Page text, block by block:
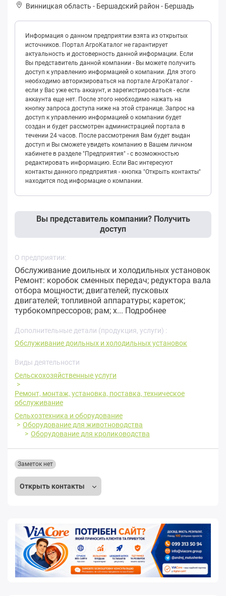
Винницкая область - Бершадский район - Бершадь
Информация о данном предприятии взята из открытых
источников. Портал АгроКаталог не гарантирует
актуальность и достоверность данной информации. Если
Вы представитель данной компании - Вы можете получить
доступ к управлению информацией о компании. Для этого
необходимо авторизироваться на портале АгроКаталог -
если у Вас уже есть аккаунт, и зарегистрироваться - если
аккаунта еще нет. После этого необходимо нажать на
кнопку запроса доступа ниже на этой странице. Запрос на
доступ к управлению информацией о компании будет
создан и будет рассмотрен администрацией портала в
течении 24 часов. После рассмотрения Вам будет выдан
доступ и Вы сможете увидеть компанию в Вашем личном
кабинете в разделе "Предприятия" - с возможностью
редактировать информацию. Если Вас интересуют
контакты данного предприятия - кнопка "Открыть контакты"
находится под информацие о компании.
Вы представитель компании? Получить
доступ
О предприятии:
Обслуживание доильных и холодильных установок
Ремонт: коробок сменных передач; редуктора вала
отбора мощности; двигателей; пусковых
двигателей; топливной аппаратуры; кареток;
турбокомпрессоров; рам; х... Подробнее
Дополнительные детали (продукция, услуги) :
Обслуживание доильных и холодильных установок
Виды деятельности
Сельскохозяйственные услуги
Ремонт, монтаж, установка, поставка, техническое
обслуживание
Сельхозтехника и оборудование
Оборудование для животноводства
Оборудование для кролиководства
Открыть контакты
Заметок нет